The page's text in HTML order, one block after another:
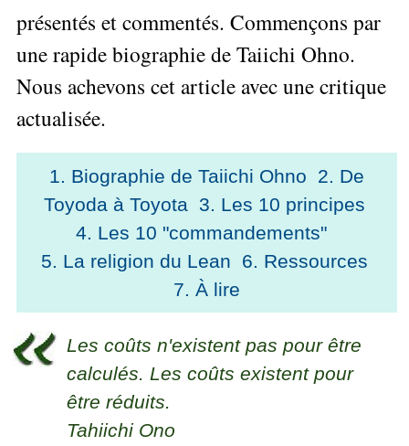
La
SOCRIDE
Tous
articles
Décider
quotidien
Le
La
Décision
équipe
SI
La
Gouvernance
du
technologies
du
SI
articles
temps ?
devenir
un
stratège ?
devenir
un
bon
décideur ?
Comment
Manager
l'entraide ?
▶
Tous
les
articles
Efficacité
Data
Formation
Les
Outils
Tous
articles
Analyse
Données
»»»
Formation
Gratuite
Management
Formation
tableau
bord
et
BI
Formation
Management
de
▶
Tous
articles
Management
présentés et commentés. Commençons par
une rapide biographie de Taiichi Ohno.
Nous achevons cet article avec une critique
actualisée.
1. Biographie de Taiichi Ohno
2. De
Toyoda à Toyota
3. Les 10 principes
4. Les 10 "commandements"
5. La religion du Lean
6. Ressources
7. À lire
Les coûts n'existent pas pour être
calculés. Les coûts existent pour
être réduits.
Tahiichi Ono